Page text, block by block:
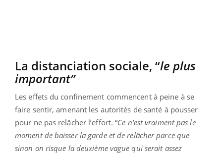
La distanciation sociale, “le plus
important”
Les effets du confinement commencent à peine à se
faire sentir, amenant les autorités de santé à pousser
pour ne pas relâcher l’effort. “Ce n'est vraiment pas le
moment de baisser la garde et de relâcher parce que
sinon on risque la deuxième vague qui serait assez